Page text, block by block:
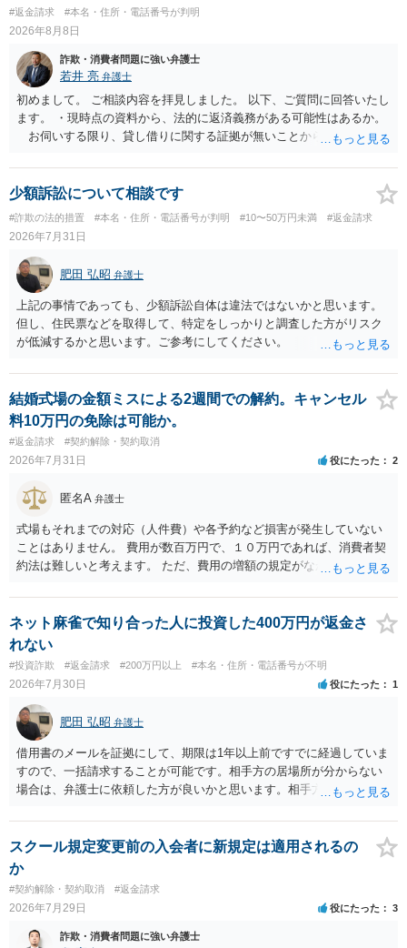
#返金請求 #本名・住所・電話番号が判明
2026年8月8日
詐欺・消費者問題に強い弁護士
若井 亮 弁護士
初めまして。 ご相談内容を拝見しました。 以下、ご質問に回答いたし
ます。 ・現時点の資料から、法的に返済義務がある可能性はあるか。
お伺いする限り、貸し借りに関する証拠が無いことから、相手方が
主張や現在の資料を踏まえ、今後どのように対応するのが適切か。
贈与か消費貸借かの争いにおいては、様々な圧力をかけて回収をしよ
うとするケースも散見されます。 ご自身での対応に窮するようであ
れば、代理人を立てることもご検討ください。 ・相手へ送る回答文に
ついてアドバイスをいただけるか。 具体的な回答内容については、
一般的に無料法律相談での対応外になろうかと思います。 法律事務
所にご連絡いただき、対応の可否や費用をご確認ください。
少額訴訟について相談です
#詐欺の法的措置 #本名・住所・電話番号が判明 #10〜50万円未満 #返金請求
2026年7月31日
肥田 弘昭 弁護士
上記の事情であっても、少額訴訟自体は違法ではないかと思います。
但し、住民票などを取得して、特定をしっかりと調査した方がリスク
が低減するかと思います。ご参考にしてください。
結婚式場の金額ミスによる2週間での解約。キャンセル
料10万円の免除は可能か。
#返金請求 #契約解除・契約取消
2026年7月31日 役にたった 2
匿名A 弁護士
式場もそれまでの対応（人件費）や各予約など損害が発生していない
ことはありません。 費用が数百万円で、１０万円であれば、消費者契
約法は難しいと考えます。 ただ、費用の増額の規定がなかったのに増
ということになり、解約するのは理由がないことになります。
ネット麻雀で知り合った人に投資した400万円が返金さ
れない
#投資詐欺 #返金請求 #200万円以上 #本名・住所・電話番号が不明
2026年7月30日 役にたった 1
肥田 弘昭 弁護士
借用書のメールを証拠にして、期限は1年以上前ですでに経過していま
すので、一括請求することが可能です。相手方の居場所が分からない
場合は、弁護士に依頼した方が良いかと思います。相手方の居場所が
さい。
スクール規定変更前の入会者に新規定は適用されるの
か
#契約解除・契約取消 #返金請求
2026年7月29日 役にたった 3
詐欺・消費者問題に強い弁護士